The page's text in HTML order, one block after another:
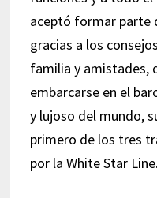
aceptó formar parte
gracias a los
familia y amistades,
embarcarse en el
y lujoso del mundo,
primero de los tres
por la White Star Line.